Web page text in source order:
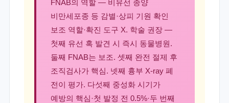
FNAB의 역할 — 비유선 종양
비만세포종 등 감별·상피 기원 확인
보조 역할·확진 도구 X. 학술 권장 —
첫째 유선 혹 발견 시 즉시 동물병원.
둘째 FNAB는 보조. 셋째 완전 절제 후
조직검사가 핵심. 넷째 흉부 X-ray 폐
전이 평가. 다섯째 중성화 시기가
예방의 핵심·첫 발정 전 0.5%·두 번째